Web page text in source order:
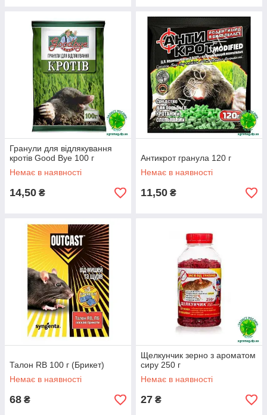
Гранули для відлякування
кротів Good Bye 100 г
Немає в наявності
14,50 ₴
Антикрот гранула 120 г
Немає в наявності
11,50 ₴
Талон RB 100 г (Брикет)
Немає в наявності
68 ₴
Щелкунчик зерно з ароматом
сиру 250 г
Немає в наявності
27 ₴